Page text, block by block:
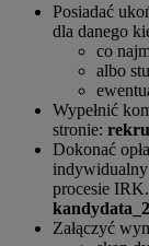
Posiadać
dla danego
co
albo
Wypełnić
stronie:
Dokonać
procesie
Załączyć